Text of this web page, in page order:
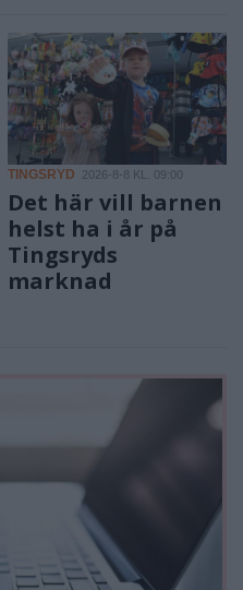
TINGSRYD 2026-8-8 KL. 09:00
Det här vill barnen
helst ha i år på
Tingsryds
marknad